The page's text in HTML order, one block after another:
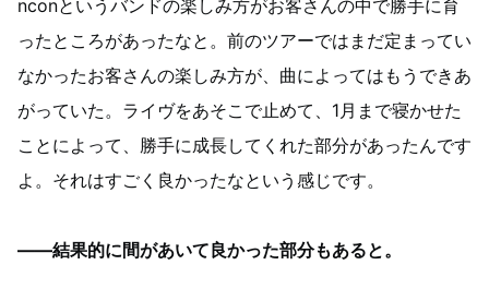
nconというバンドの楽しみ方がお客さんの中で勝手に育
ったところがあったなと。前のツアーではまだ定まってい
なかったお客さんの楽しみ方が、曲によってはもうできあ
がっていた。ライヴをあそこで止めて、1月まで寝かせた
ことによって、勝手に成長してくれた部分があったんです
よ。それはすごく良かったなという感じです。
——結果的に間があいて良かった部分もあると。